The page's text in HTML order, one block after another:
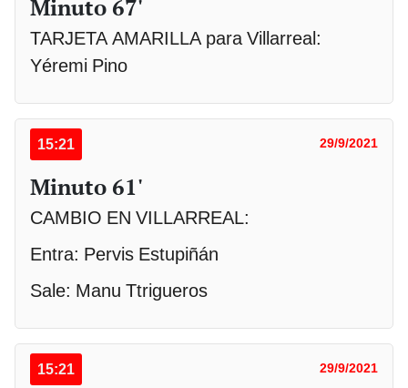
Minuto 67'
TARJETA AMARILLA para Villarreal:
Yéremi Pino
15:21 29/9/2021
Minuto 61'
CAMBIO EN VILLARREAL:
Entra: Pervis Estupiñán
Sale: Manu Ttrigueros
15:21 29/9/2021